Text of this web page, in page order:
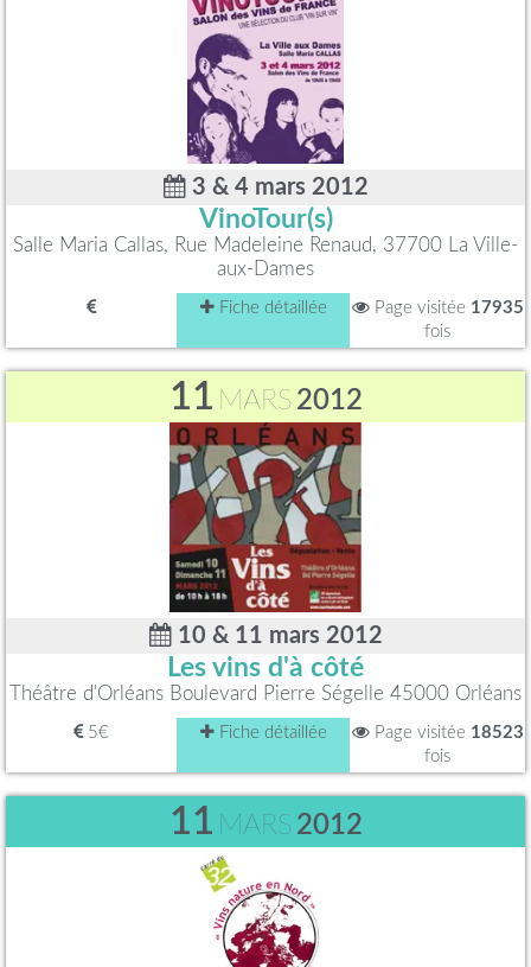
3 & 4 mars 2012
VinoTour(s)
Salle Maria Callas, Rue Madeleine Renaud, 37700 La Ville-
aux-Dames
Fiche détaillée Page visitée 17935
fois
11 MARS 2012
10 & 11 mars 2012
Les vins d'à côté
Théâtre d'Orléans Boulevard Pierre Ségelle 45000 Orléans
5€ Fiche détaillée Page visitée 18523
fois
11 MARS 2012